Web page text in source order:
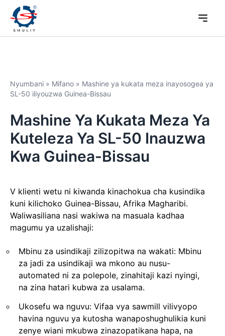
Nyumbani » Mifano » Mashine ya kukata meza inayosogea ya
SL-50 iliyouzwa Guinea-Bissau
Mashine Ya Kukata Meza Ya
Kuteleza Ya SL-50 Inauzwa
Kwa Guinea-Bissau
V klienti wetu ni kiwanda kinachokua cha kusindika
kuni kilichoko Guinea-Bissau, Afrika Magharibi.
Waliwasiliana nasi wakiwa na masuala kadhaa
magumu ya uzalishaji:
Mbinu za usindikaji zilizopitwa na wakati: Mbinu
za jadi za usindikaji wa mkono au nusu-
automated ni za polepole, zinahitaji kazi nyingi,
na zina hatari kubwa za usalama.
Ukosefu wa nguvu: Vifaa vya sawmill vilivyopo
havina nguvu ya kutosha wanaposhughulikia kuni
zenye wiani mkubwa zinazopatikana hapa, na